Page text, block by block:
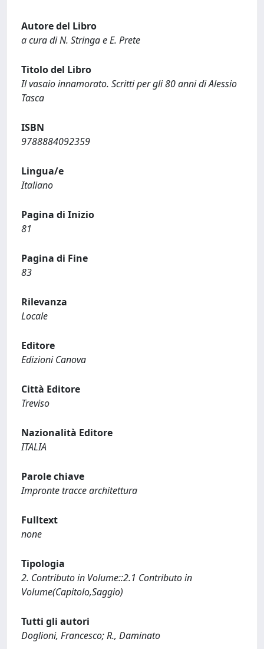
Autore del Libro
a cura di N. Stringa e E. Prete
Titolo del Libro
Il vasaio innamorato. Scritti per gli 80 anni di Alessio
Tasca
ISBN
9788884092359
Lingua/e
Italiano
Pagina di Inizio
81
Pagina di Fine
83
Rilevanza
Locale
Editore
Edizioni Canova
Città Editore
Treviso
Nazionalità Editore
ITALIA
Parole chiave
Impronte tracce architettura
Fulltext
none
Tipologia
2. Contributo in Volume::2.1 Contributo in
Volume(Capitolo,Saggio)
Tutti gli autori
Doglioni, Francesco; R., Daminato